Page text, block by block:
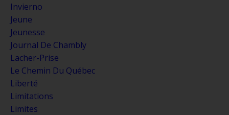
Invierno
Jeune
Jeunesse
Journal De Chambly
Lacher-Prise
Le Chemin Du Québec
Liberté
Limitations
Limites